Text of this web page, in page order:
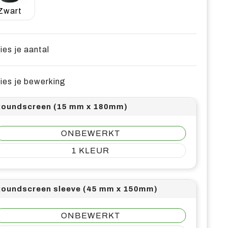
je aantal
je bewerking
(15 mm x 180mm)
ONBEWERKT
1
sleeve (45 mm x 150mm)
ONBEWERKT